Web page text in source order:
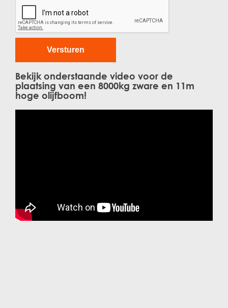
Bekijk onderstaande video voor de
plaatsing van een 8000kg zware en 11m
hoge olijfboom!